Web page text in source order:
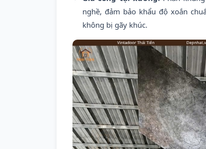
nghề, đảm bảo khẩu độ xoắn
không bị gãy khúc.